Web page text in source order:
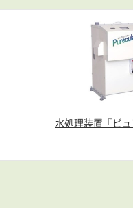
水処理装置『ピュ